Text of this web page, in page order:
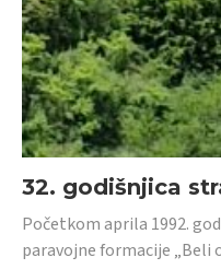
32. godišnjica
Početkom aprila 1992.
paravojne formacije „Beli